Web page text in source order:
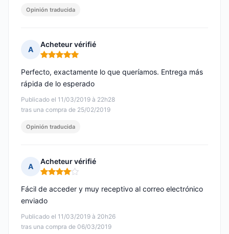
Opinión traducida
A
Acheteur vérifié
Nota: 5 de 5
Publicado el 11/03/2019 à 22h28
tras una compra de 25/02/2019
Perfecto, exactamente lo que queríamos. Entrega más
rápida de lo esperado
Opinión traducida
A
Acheteur vérifié
Nota: 4 de 5
Publicado el 11/03/2019 à 20h26
tras una compra de 06/03/2019
Fácil de acceder y muy receptivo al correo electrónico
enviado